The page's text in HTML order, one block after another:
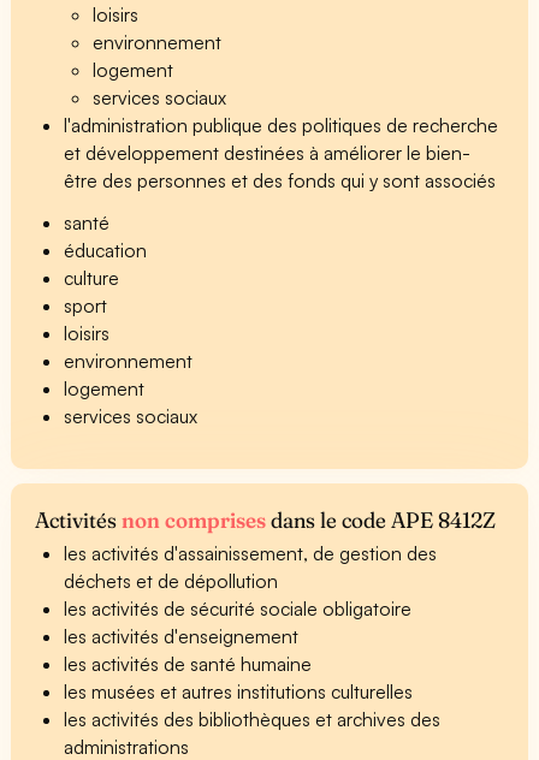
loisirs
environnement
logement
services sociaux
l'administration publique des politiques de recherche
et développement destinées à améliorer le bien-
être des personnes et des fonds qui y sont associés
santé
éducation
culture
sport
loisirs
environnement
logement
services sociaux
Activitésnon comprisesdans le code APE 8412Z
les activités d'assainissement, de gestion des
déchets et de dépollution
les activités de sécurité sociale obligatoire
les activités d'enseignement
les activités de santé humaine
les musées et autres institutions culturelles
les activités des bibliothèques et archives des
administrations